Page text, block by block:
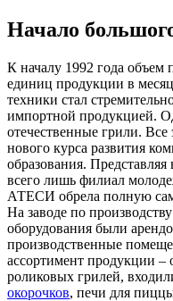
Начало
К началу 1992 года объем
единиц продукции в
техники стал
импортной продукцией.
отечественные грили.
нового курса развития
образования. Представляя
всего лишь филиал
АТЕСИ обрела полную
На заводе по
оборудования были
производственные
ассортимент продукции
роликовых грилей,
окорочков, печи для